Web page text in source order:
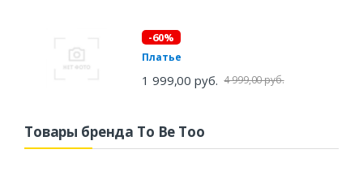
-60%
Платье
1 999,00 руб. 4 999,00 руб.
Товары бренда To Be Too